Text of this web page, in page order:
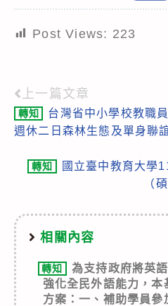
Post Views: 223
Read
more
上一篇文章
轉知
台灣省中小學校教職
週休二日森林生態及單身聯
轉知
國立臺中教育大學
（
相關內容
轉知
為支持政府將英
強化全民外語能力，本
方案：一、補助學員參